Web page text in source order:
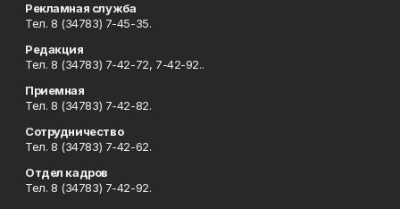
Рекламная служба
Тел. 8 (34783) 7-45-35.
Редакция
Тел. 8 (34783) 7-42-72, 7-42-92..
Приемная
Тел. 8 (34783) 7-42-82.
Сотрудничество
Тел. 8 (34783) 7-42-62.
Отдел кадров
Тел. 8 (34783) 7-42-92.